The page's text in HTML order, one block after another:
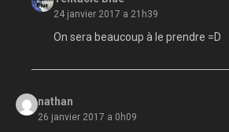
24 janvier 2017 a 21h39
On sera beaucoup à le prendre =D
nathan
26 janvier 2017 a 0h09